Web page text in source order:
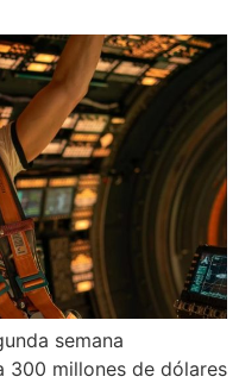
semana
300 millones de dólares